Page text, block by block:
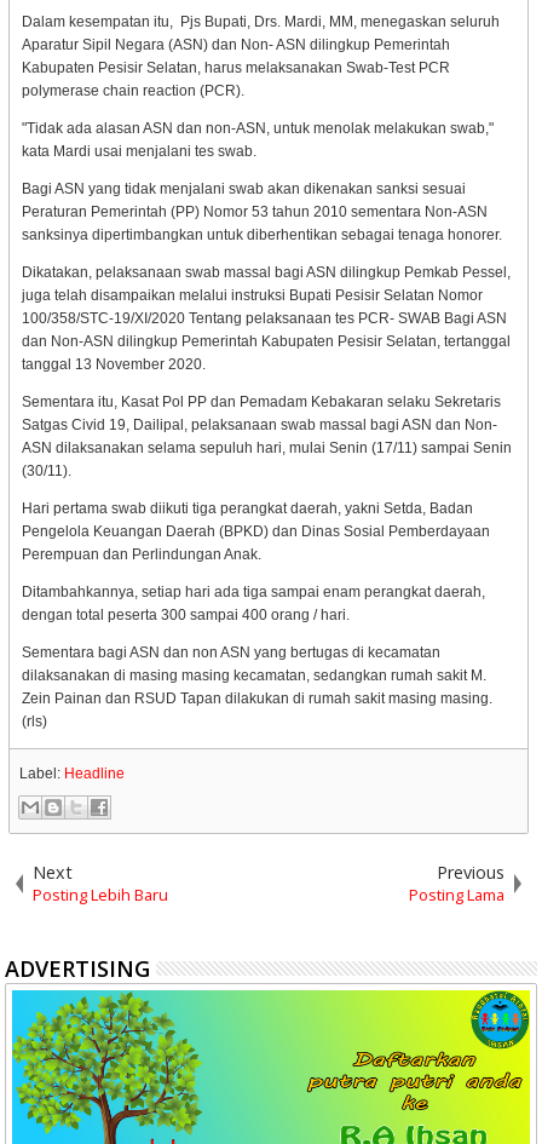
Dalam kesempatan itu, Pjs Bupati, Drs. Mardi, MM, menegaskan seluruh
Aparatur Sipil Negara (ASN) dan Non- ASN dilingkup Pemerintah
Kabupaten Pesisir Selatan, harus melaksanakan Swab-Test PCR
polymerase chain reaction (PCR).
"Tidak ada alasan ASN dan non-ASN, untuk menolak melakukan swab,"
kata Mardi usai menjalani tes swab.
Bagi ASN yang tidak menjalani swab akan dikenakan sanksi sesuai
Peraturan Pemerintah (PP) Nomor 53 tahun 2010 sementara Non-ASN
sanksinya dipertimbangkan untuk diberhentikan sebagai tenaga honorer.
Dikatakan, pelaksanaan swab massal bagi ASN dilingkup Pemkab Pessel,
juga telah disampaikan melalui instruksi Bupati Pesisir Selatan Nomor
100/358/STC-19/XI/2020 Tentang pelaksanaan tes PCR- SWAB Bagi ASN
dan Non-ASN dilingkup Pemerintah Kabupaten Pesisir Selatan, tertanggal
tanggal 13 November 2020.
Sementara itu, Kasat Pol PP dan Pemadam Kebakaran selaku Sekretaris
Satgas Civid 19, Dailipal, pelaksanaan swab massal bagi ASN dan Non-
ASN dilaksanakan selama sepuluh hari, mulai Senin (17/11) sampai Senin
(30/11).
Hari pertama swab diikuti tiga perangkat daerah, yakni Setda, Badan
Pengelola Keuangan Daerah (BPKD) dan Dinas Sosial Pemberdayaan
Perempuan dan Perlindungan Anak.
Ditambahkannya, setiap hari ada tiga sampai enam perangkat daerah,
dengan total peserta 300 sampai 400 orang / hari.
Sementara bagi ASN dan non ASN yang bertugas di kecamatan
dilaksanakan di masing masing kecamatan, sedangkan rumah sakit M.
Zein Painan dan RSUD Tapan dilakukan di rumah sakit masing masing.
(rls)
Label: Headline
Next
Posting Lebih Baru
Previous
Posting Lama
ADVERTISING